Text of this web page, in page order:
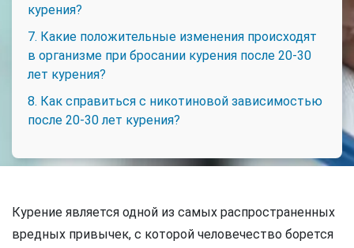
курения?
7. Какие положительные изменения происходят
в организме при бросании курения после 20-30
лет курения?
8. Как справиться с никотиновой зависимостью
после 20-30 лет курения?
Курение является одной из самых распространенных
вредных привычек, с которой человечество борется